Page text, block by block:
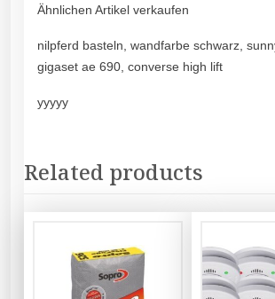
Ähnlichen Artikel verkaufen
nilpferd basteln, wandfarbe schwarz,
gigaset ae 690, converse high lift
yyyyy
Related products